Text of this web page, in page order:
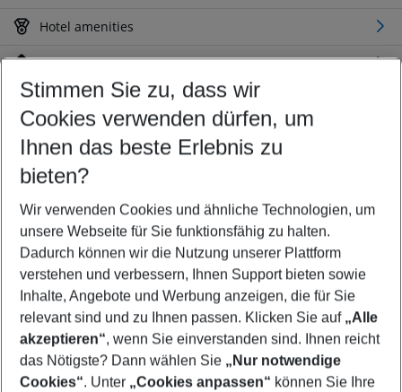
Hotel amenities
Location
Customize your offer
Find the perfect deal which suits your best
Your departure airport
Any airport
Select your date range
11/08/26–09/08/27 5-8 nights
Who will travel
2 adults No children
Show more filter
Stimmen Sie zu, dass wir
Cookies verwenden dürfen, um
Ihnen das beste Erlebnis zu
bieten?
Wir verwenden Cookies und ähnliche Technologien, um
unsere Webseite für Sie funktionsfähig zu halten.
Dadurch können wir die Nutzung unserer Plattform
verstehen und verbessern, Ihnen Support bieten sowie
Inhalte, Angebote und Werbung anzeigen, die für Sie
relevant sind und zu Ihnen passen. Klicken Sie auf „Alle
akzeptieren“, wenn Sie einverstanden sind. Ihnen reicht
das Nötigste? Dann wählen Sie „Nur notwendige
Cookies“. Unter „Cookies anpassen“ können Sie Ihre